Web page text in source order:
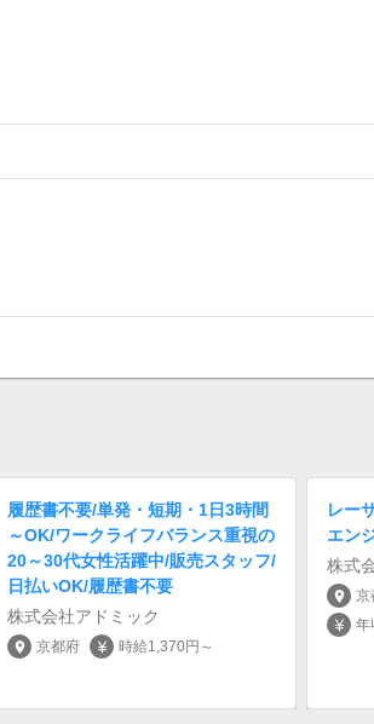
履歴書不要/単発・短期・1日3時間
～OK/ワークライフバランス重視の
20～30代女性活躍中/販売スタッフ/
日払いOK/履歴書不要
株式会社アドミック
location_on 京都府 currency_yen 時給1,370円～
レー
エン
株式
location_on 京
currency_yen 年